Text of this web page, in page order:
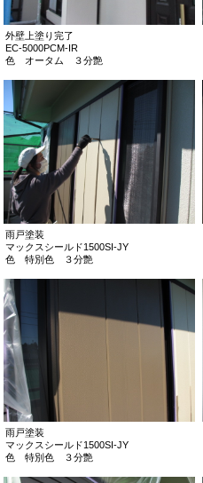
外壁上塗り完了
EC-5000PCM-IR
色 オータム ３分艶
雨戸塗装
マックスシールド1500SI-JY
色 特別色 ３分艶
雨戸塗装
マックスシールド1500SI-JY
色 特別色 ３分艶